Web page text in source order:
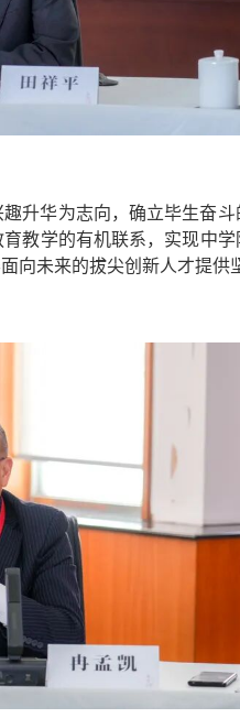
升华为志向，确立毕生奋
教学的有机联系，实现中
向未来的拔尖创新人才提供